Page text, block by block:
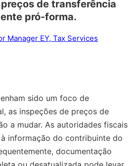
de transferência
pró-forma.
Manager EY, Tax Services
sido um foco de
as inspeções de preços de
a mudar. As autoridades fiscais
informação do contribuinte do
documentação